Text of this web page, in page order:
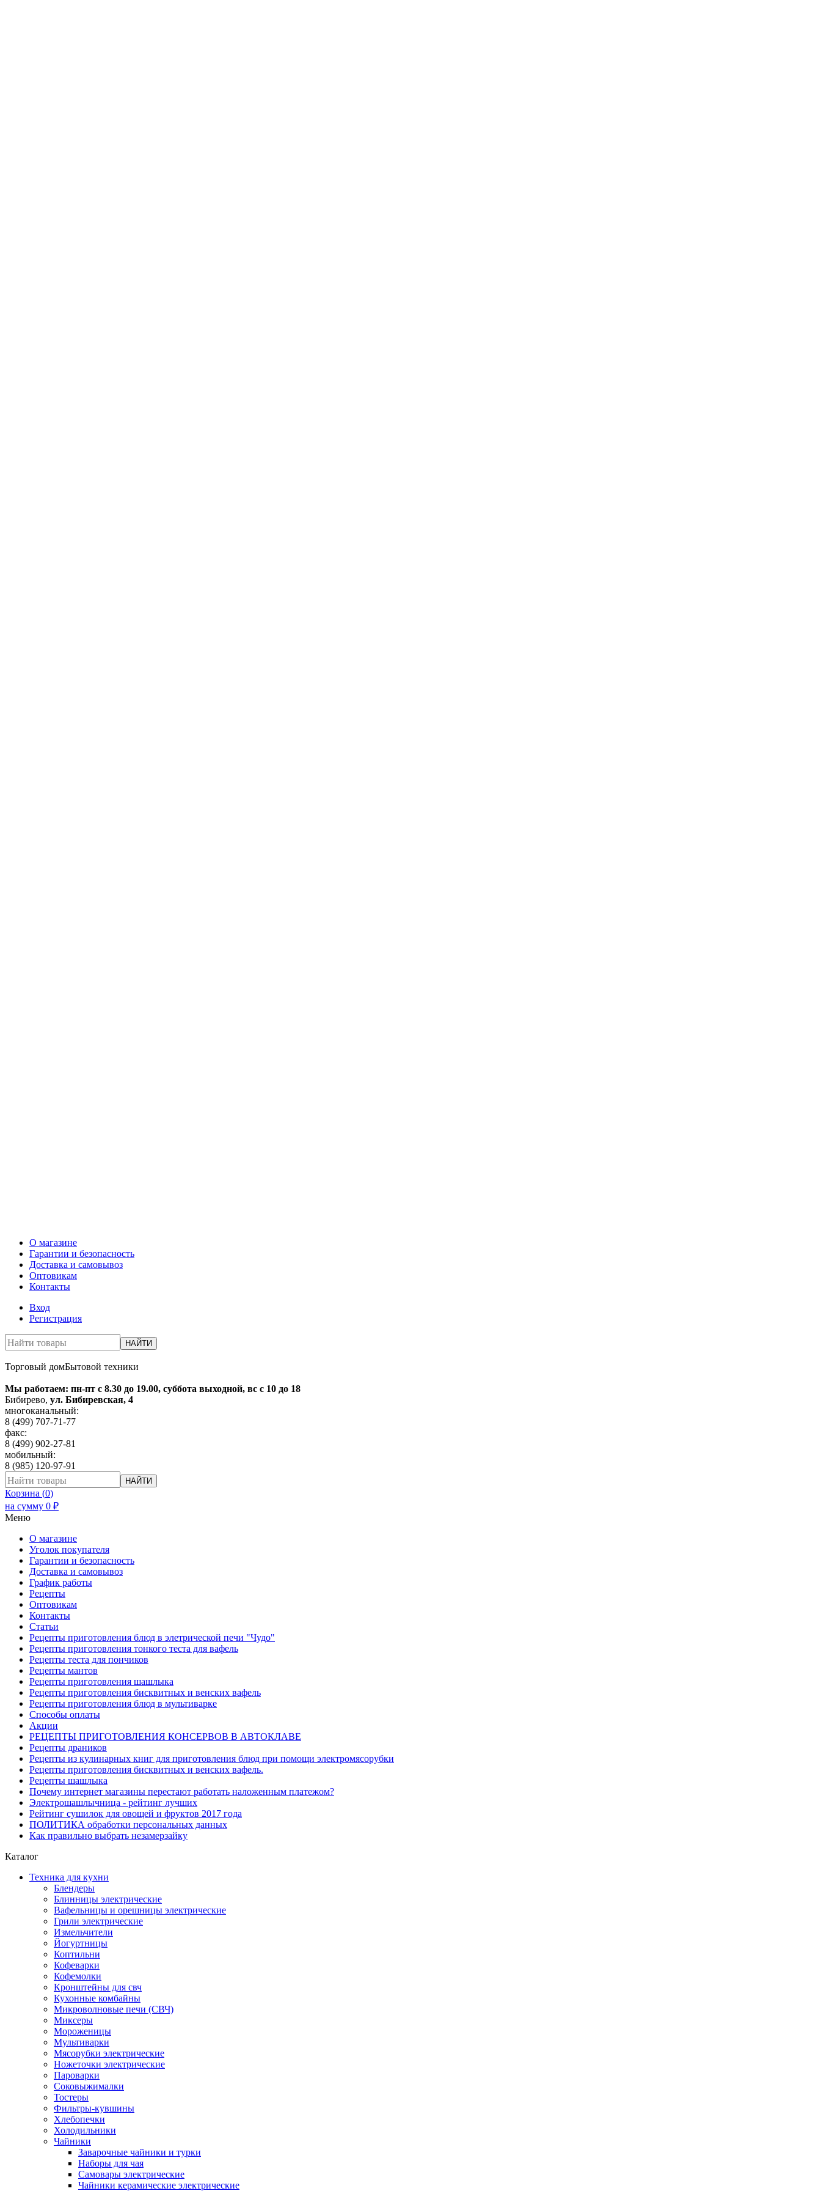
О магазине
Гарантии и безопасность
Доставка и самовывоз
Оптовикам
Контакты
Вход
Регистрация
НАЙТИ
Торговый домБытовой техники
Мы работаем: пн-пт с 8.30 до 19.00, суббота выходной, вс с 10 до 18
Бибирево, ул. Бибиревская, 4
многоканальный:
8 (499) 707-71-77
факс:
8 (499) 902-27-81
мобильный:
8 (985) 120-97-91
НАЙТИ
Корзина (0)
на сумму 0 ₽
Меню
О магазине
Уголок покупателя
Гарантии и безопасность
Доставка и самовывоз
График работы
Рецепты
Оптовикам
Контакты
Статьи
Рецепты приготовления блюд в элетрической печи "Чудо"
Рецепты приготовления тонкого теста для вафель
Рецепты теста для пончиков
Рецепты мантов
Рецепты приготовления шашлыка
Рецепты приготовления бисквитных и венских вафель
Рецепты приготовления блюд в мультиварке
Способы оплаты
Акции
РЕЦЕПТЫ ПРИГОТОВЛЕНИЯ КОНСЕРВОВ В АВТОКЛАВЕ
Рецепты драников
Рецепты из кулинарных книг для приготовления блюд при помощи электромясорубки
Рецепты приготовления бисквитных и венских вафель.
Рецепты шашлыка
Почему интернет магазины перестают работать наложенным платежом?
Электрошашлычница - рейтинг лучших
Рейтинг сушилок для овощей и фруктов 2017 года
ПОЛИТИКА обработки персональных данных
Как правильно выбрать незамерзайку
Каталог
Техника для кухни
Блендеры
Блинницы электрические
Вафельницы и орешницы электрические
Грили электрические
Измельчители
Йогуртницы
Коптильни
Кофеварки
Кофемолки
Кронштейны для свч
Кухонные комбайны
Микроволновые печи (СВЧ)
Миксеры
Мороженицы
Мультиварки
Мясорубки электрические
Ножеточки электрические
Пароварки
Соковыжималки
Тостеры
Фильтры-кувшины
Хлебопечки
Холодильники
Чайники
Заварочные чайники и турки
Наборы для чая
Самовары электрические
Чайники керамические электрические